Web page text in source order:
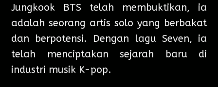
Jungkook BTS telah membuktikan, ia
adalah seorang artis solo yang berbakat
dan berpotensi. Dengan lagu Seven, ia
telah menciptakan sejarah baru di
industri musik K-pop.